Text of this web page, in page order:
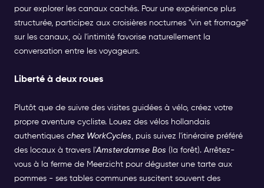
pour explorer les canaux cachés. Pour une expérience plus
structurée, participez aux croisières nocturnes "vin et fromage"
sur les canaux, où l'intimité favorise naturellement la
conversation entre les voyageurs.
Liberté à deux roues
Plutôt que de suivre des visites guidées à vélo, créez votre
propre aventure cycliste. Louez des vélos hollandais
authentiques chez WorkCycles, puis suivez l'itinéraire préféré
des locaux à travers l'Amsterdamse Bos (la forêt). Arrêtez-
vous à la ferme de Meerzicht pour déguster une tarte aux
pommes - ses tables communes suscitent souvent des